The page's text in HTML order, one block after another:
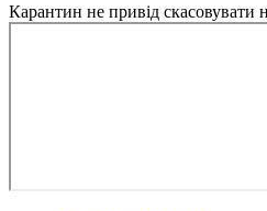
Карантин не привід скасовувати